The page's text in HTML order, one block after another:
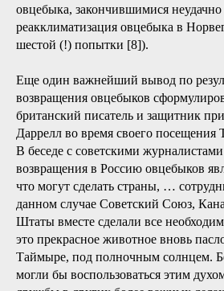
овцебыка, закончившимися
реакклиматизация овцебыка в
шестой (!) попытки [8]).
Еще один важнейший вывод по
возвращения овцебыков
британский писатель и защитник
Даррелл во время своего посещения
В беседе с советскими
возвращения в Россию овцебыков
что могут сделать страны, …
данном случае Советский Союз,
Штаты вместе сделали все
это прекрасное животное вновь
Таймыре, под полночным солнцем.
могли бы воспользоваться этим